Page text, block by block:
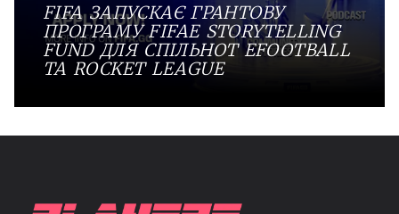
FIFA ЗАПУСКАЄ ГРАНТОВУ
ПРОГРАМУ FIFAE STORYTELLING
FUND ДЛЯ СПІЛЬНОТ EFOOTBALL
ТА ROCKET LEAGUE